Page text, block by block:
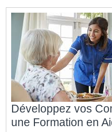
Développez vos
une Formation en